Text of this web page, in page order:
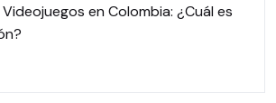
en Colombia: ¿Cuál es